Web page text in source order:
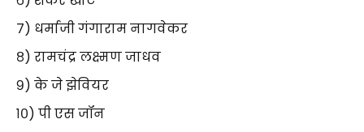
७) धर्माजी गंगाराम नागवेकर
८) रामचंद्र लक्ष्मण जाधव
९) के जे झेवियर
१०) पी एस जॉन